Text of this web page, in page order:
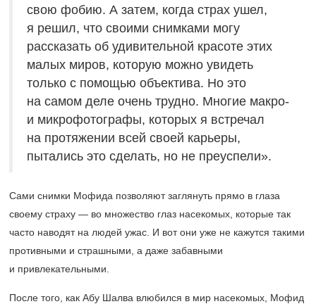
свою фобию. А затем, когда страх ушел,
я решил, что своими снимками могу
рассказать об удивительной красоте этих
малых миров, которую можно увидеть
только с помощью объектива. Но это
на самом деле очень трудно. Многие макро-
и микрофотографы, которых я встречал
на протяжении всей своей карьеры,
пытались это сделать, но не преуспели».
Сами снимки Мофида позволяют заглянуть прямо в глаза
своему страху — во множество глаз насекомых, которые так
часто наводят на людей ужас. И вот они уже не кажутся такими
противными и страшными, а даже забавными
и привлекательными.
После того, как Абу Шалва влюбился в мир насекомых, Мофид